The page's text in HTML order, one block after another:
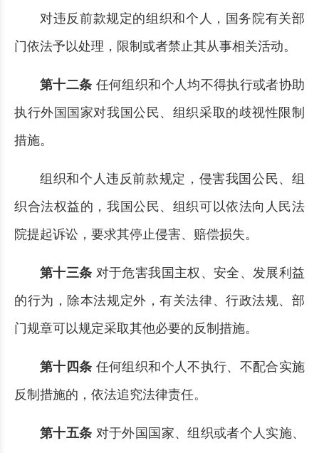
对违反前款规定的组织和个人，国务院有关部
门依法予以处理，限制或者禁止其从事相关活动。
第十二条 任何组织和个人均不得执行或者协助
执行外国国家对我国公民、组织采取的歧视性限制
措施。
组织和个人违反前款规定，侵害我国公民、组
织合法权益的，我国公民、组织可以依法向人民法
院提起诉讼，要求其停止侵害、赔偿损失。
第十三条 对于危害我国主权、安全、发展利益
的行为，除本法规定外，有关法律、行政法规、部
门规章可以规定采取其他必要的反制措施。
第十四条 任何组织和个人不执行、不配合实施
反制措施的，依法追究法律责任。
第十五条 对于外国国家、组织或者个人实施、